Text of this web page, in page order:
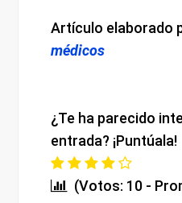
Artículo elaborado
médicos
¿Te ha parecido
entrada? ¡Puntúala!
(Votos: 10 -